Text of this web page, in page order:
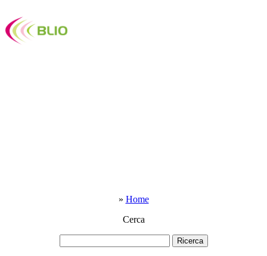
» Home
Cerca